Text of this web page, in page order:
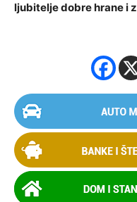
ljubitelje dobre hrane i